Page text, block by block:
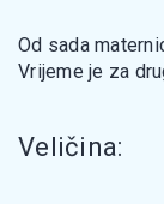
Od sada
Vrijeme je za
Veličina: